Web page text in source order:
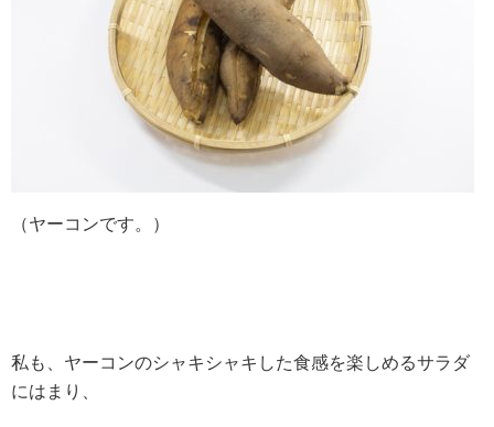
（ヤーコンです。）
私も、ヤーコンのシャキシャキした食感を楽しめるサラダ
にはまり、